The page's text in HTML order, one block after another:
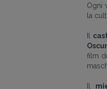
Ogni
la
film